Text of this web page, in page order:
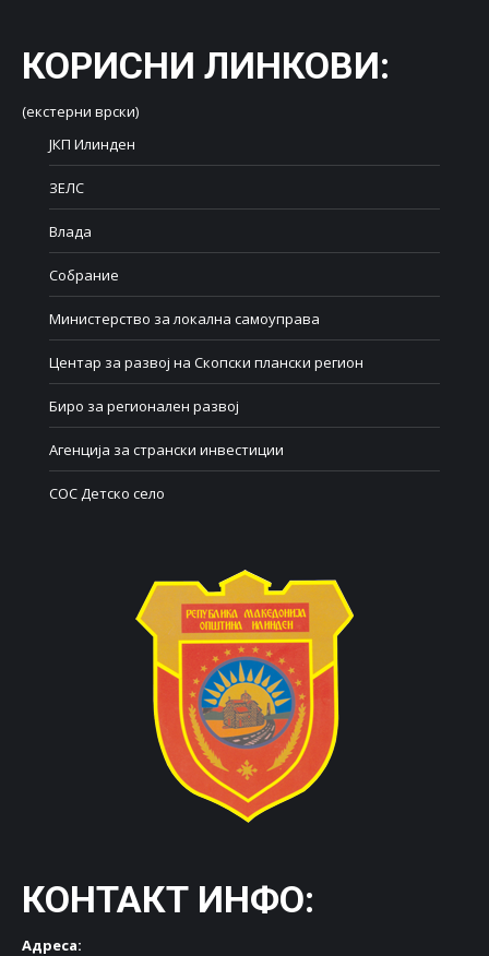
КОРИСНИ ЛИНКОВИ:
(екстерни врски)
ЈКП Илинден
ЗЕЛС
Влада
Собрание
Министерство за локална самоуправа
Центар за развој на Скопски плански регион
Биро за регионален развој
Агенција за странски инвестиции
СОС Детско село
КОНТАКТ ИНФО:
Адреса: